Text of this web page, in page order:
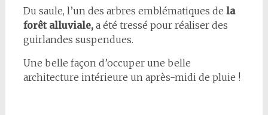
Du saule, l’un des arbres emblématiques de la
forêt alluviale,a été tressé pour réaliser des
guirlandes suspendues.
Une belle façon d’occuper une belle
architecture intérieure un après-midi de pluie !